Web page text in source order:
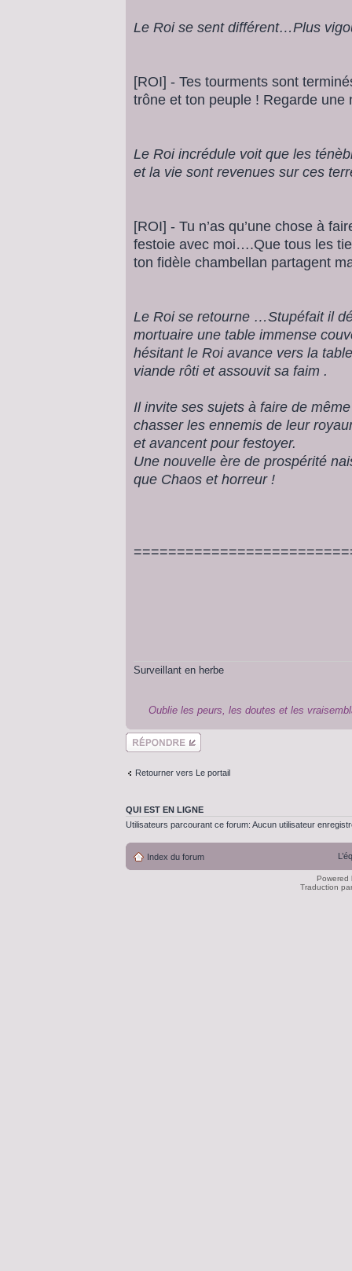
Le Roi se sent différent…Plus
[ROI] - Tes tourments sont
trône et ton peuple ! Regarde une
Le Roi incrédule voit que les
et la vie sont revenues sur ces
[ROI] - Tu n’as qu’une chose à
festoie avec moi….Que tous les
ton fidèle chambellan partagent
Le Roi se retourne …Stupéfait il
mortuaire une table immense
hésitant le Roi avance vers la
viande rôti et assouvit sa faim .
Il invite ses sujets à faire de
chasser les ennemis de leur
et avancent pour festoyer.
Une nouvelle ère de prospérité
que Chaos et horreur !
Surveillant en herbe
Oublie les peurs, les doutes et les
Répondre
Retourner vers Le portail
QUI EST EN LIGNE
Utilisateurs parcourant ce forum: Aucun utilisateur
Index du forum
Traduction